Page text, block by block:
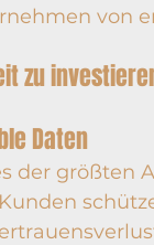
von
zu
Daten
der größten